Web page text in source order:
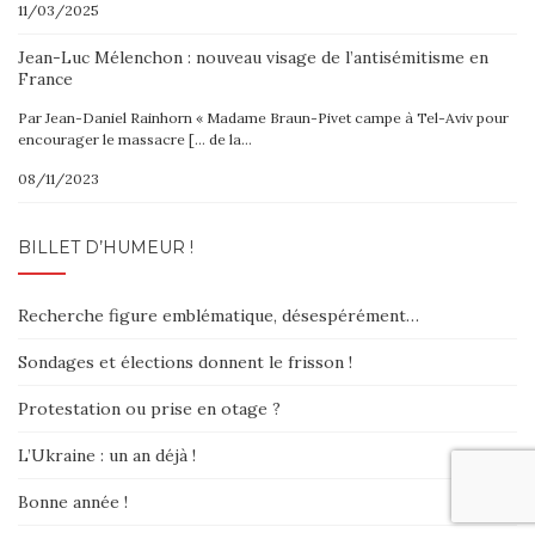
11/03/2025
Jean-Luc Mélenchon : nouveau visage de l’antisémitisme en
France
Par Jean-Daniel Rainhorn « Madame Braun-Pivet campe à Tel-Aviv pour
encourager le massacre [… de la…
08/11/2023
BILLET D’HUMEUR !
Recherche figure emblématique, désespérément…
Sondages et élections donnent le frisson !
Protestation ou prise en otage ?
L’Ukraine : un an déjà !
Bonne année !